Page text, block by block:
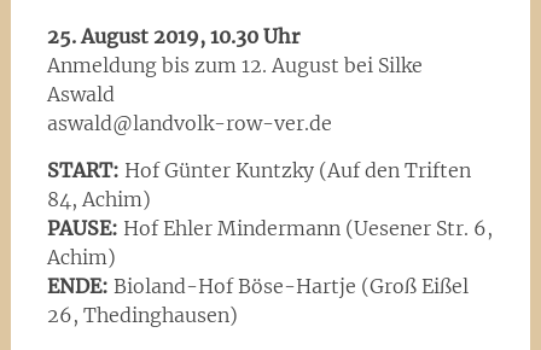
25. August 2019, 10.30 Uhr
Anmeldung bis zum 12. August bei Silke
Aswald
aswald@landvolk-row-ver.de
START: Hof Günter Kuntzky (Auf den Triften
84, Achim)
PAUSE: Hof Ehler Mindermann (Uesener Str. 6,
Achim)
ENDE: Bioland-Hof Böse-Hartje (Groß Eißel
26, Thedinghausen)